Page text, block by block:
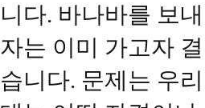
니다. 바나바를 보
자는 이미 가고자
습니다. 문제는 우